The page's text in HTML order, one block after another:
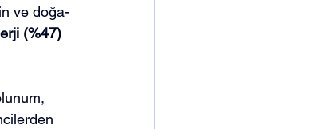
ve doğa-
(%47)